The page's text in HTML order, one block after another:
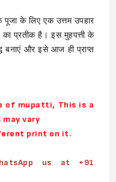
पूजा के लिए एक उत्तम उपहार
प्रतीक है। इस मुहपत्ती के
बनाएं और इसे आज ही प्राप्त
of mupatti, This is a
vary
print on it.
us at +91